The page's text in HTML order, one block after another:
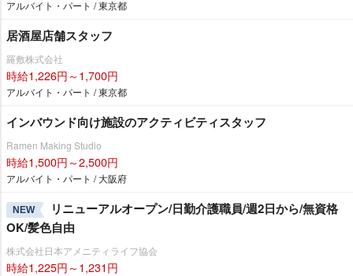
アルバイト・パート / 東京都
居酒屋店舗スタッフ
羅敷株式会社
時給1,226円～1,700円
アルバイト・パート / 東京都
インバウンド向け施設のアクティビティスタッフ
Ramen Making Studio
時給1,500円～2,500円
アルバイト・パート / 大阪府
NEW
リニューアルオープン/日勤介護職員/週2日から/無資格
OK/髪色自由
株式会社日本アメニティライフ協会
時給1,225円～1,231円